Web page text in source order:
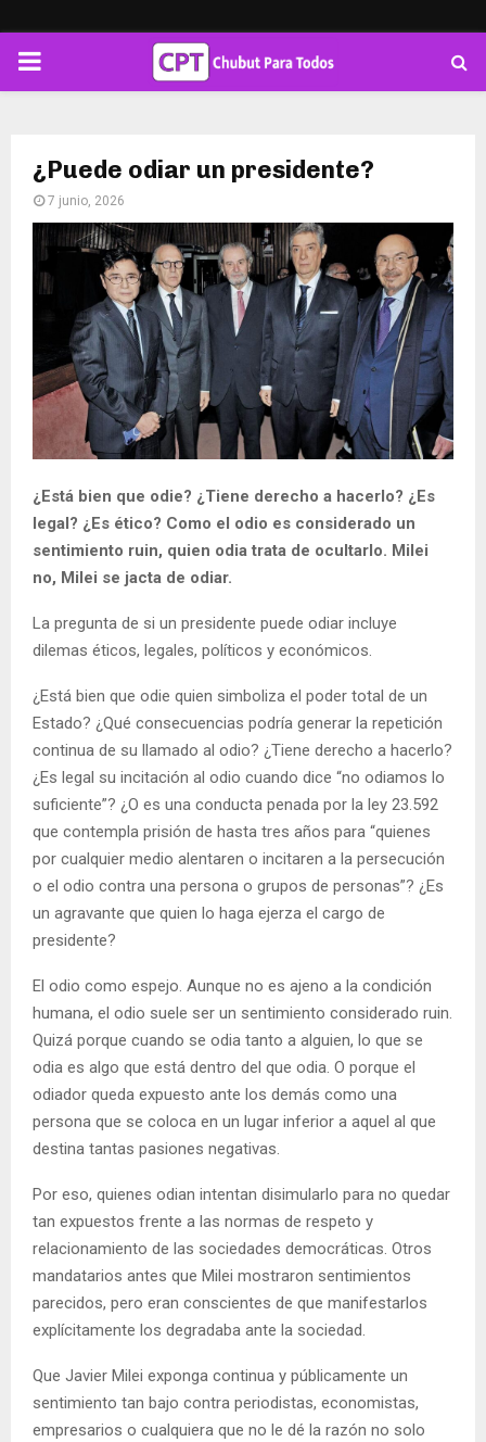
PRIMARY
¿Puede odiar un presidente?
7 junio, 2026
¿Está bien que odie? ¿Tiene derecho a hacerlo? ¿Es
legal? ¿Es ético? Como el odio es considerado un
sentimiento ruin, quien odia trata de ocultarlo. Milei
no, Milei se jacta de odiar.
La pregunta de si un presidente puede odiar incluye
dilemas éticos, legales, políticos y económicos.
¿Está bien que odie quien simboliza el poder total de un
Estado? ¿Qué consecuencias podría generar la repetición
continua de su llamado al odio? ¿Tiene derecho a hacerlo?
¿Es legal su incitación al odio cuando dice “no odiamos lo
suficiente”? ¿O es una conducta penada por la ley 23.592
que contempla prisión de hasta tres años para “quienes
por cualquier medio alentaren o incitaren a la persecución
o el odio contra una persona o grupos de personas”? ¿Es
un agravante que quien lo haga ejerza el cargo de
presidente?
El odio como espejo. Aunque no es ajeno a la condición
humana, el odio suele ser un sentimiento considerado ruin.
Quizá porque cuando se odia tanto a alguien, lo que se
odia es algo que está dentro del que odia. O porque el
odiador queda expuesto ante los demás como una
persona que se coloca en un lugar inferior a aquel al que
destina tantas pasiones negativas.
Por eso, quienes odian intentan disimularlo para no quedar
tan expuestos frente a las normas de respeto y
relacionamiento de las sociedades democráticas. Otros
mandatarios antes que Milei mostraron sentimientos
parecidos, pero eran conscientes de que manifestarlos
explícitamente los degradaba ante la sociedad.
Que Javier Milei exponga continua y públicamente un
sentimiento tan bajo contra periodistas, economistas,
empresarios o cualquiera que no le dé la razón no solo